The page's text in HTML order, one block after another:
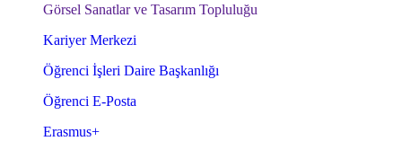
Görsel Sanatlar ve Tasarım Topluluğu
Kariyer Merkezi
Öğrenci İşleri Daire Başkanlığı
Öğrenci E-Posta
Erasmus+